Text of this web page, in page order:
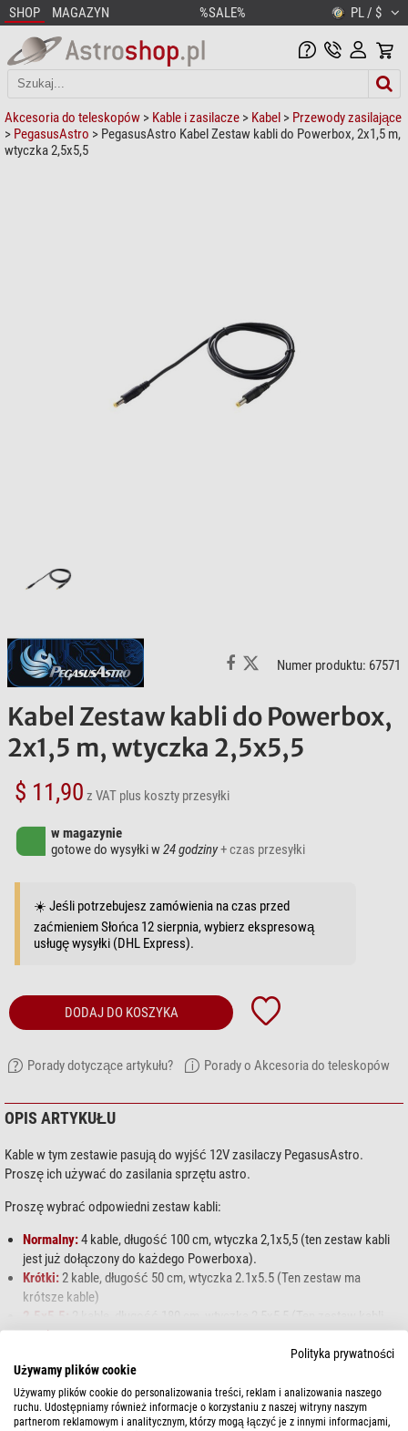
SHOP MAGAZYN %SALE% PL / $
Akcesoria do teleskopów > Kable i zasilacze > Kabel > Przewody zasilające
> PegasusAstro > PegasusAstro Kabel Zestaw kabli do Powerbox, 2x1,5 m,
wtyczka 2,5x5,5
Numer produktu: 67571
Kabel Zestaw kabli do Powerbox,
2x1,5 m, wtyczka 2,5x5,5
$ 11,90 z VAT plus koszty przesyłki
w magazynie
gotowe do wysyłki w24 godziny+ czas przesyłki
☀️ Jeśli potrzebujesz zamówienia na czas przed
zaćmieniem Słońca 12 sierpnia, wybierz ekspresową
usługę wysyłki (DHL Express).
DODAJ DO KOSZYKA
Porady dotyczące artykułu? Porady o Akcesoria do teleskopów
OPIS ARTYKUŁU
Kable w tym zestawie pasują do wyjść 12V zasilaczy PegasusAstro.
Proszę ich używać do zasilania sprzętu astro.
Proszę wybrać odpowiedni zestaw kabli:
Normalny:4 kable, długość 100 cm, wtyczka 2,1x5,5 (ten zestaw kabli
jest już dołączony do każdego Powerboxa).
Krótki:2 kable, długość 50 cm, wtyczka 2.1x5.5 (Ten zestaw ma
krótsze kable)
2,5x5,5:
pasuje do urządzeń Astro z mniej popularną wtyczką 2,5x5,5 12)
1 kabel, długość 50 cm, wtyczka 2,5x5,5 (krótki kabel z
wtyczką 2,5x5,5, idealny do Intel NUC)
pokaż więcej...
DANE TECHNICZNE
Polityka prywatności
Używamy plików cookie
Używamy plików cookie do personalizowania treści, reklam i analizowania naszego
ruchu. Udostępniamy również informacje o korzystaniu z naszej witryny naszym
partnerom reklamowym i analitycznym, którzy mogą łączyć je z innymi informacjami,